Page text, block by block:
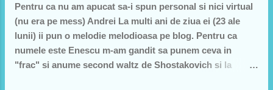
Pentru ca nu am apucat sa-i spun personal si nici virtual
(nu era pe mess) Andrei La multi ani de ziua ei (23 ale
lunii) ii pun o melodie melodioasa pe blog. Pentru ca
numele este Enescu m-am gandit sa punem ceva in
"frac" si anume second waltz de Shostakovich si la